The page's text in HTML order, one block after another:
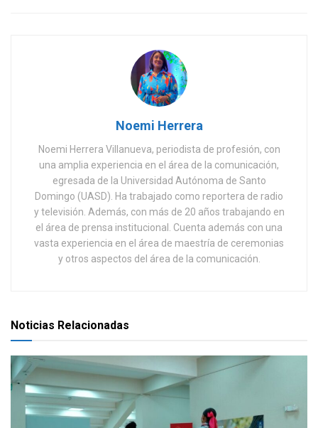
Noemi Herrera
Noemi Herrera Villanueva, periodista de profesión, con
una amplia experiencia en el área de la comunicación,
egresada de la Universidad Autónoma de Santo
Domingo (UASD). Ha trabajado como reportera de radio
y televisión. Además, con más de 20 años trabajando en
el área de prensa institucional. Cuenta además con una
vasta experiencia en el área de maestría de ceremonias
y otros aspectos del área de la comunicación.
Noticias Relacionadas